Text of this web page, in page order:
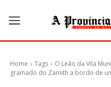
Home Tags
O Leão da Vila
gramado do Zamith a bordo de